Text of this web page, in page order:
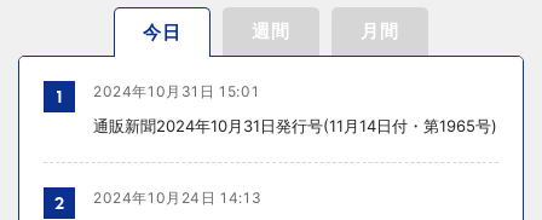
今日 週間 月間
1 2024年10月31日 15:01
通販新聞2024年10月31日発行号(11月14日付・第1965号)
2 2024年10月24日 14:13